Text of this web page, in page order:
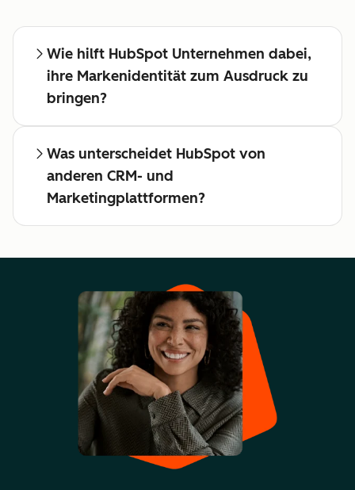
Wie hilft HubSpot Unternehmen dabei,
ihre Markenidentität zum Ausdruck zu
bringen?
Was unterscheidet HubSpot von
anderen CRM- und
Marketingplattformen?